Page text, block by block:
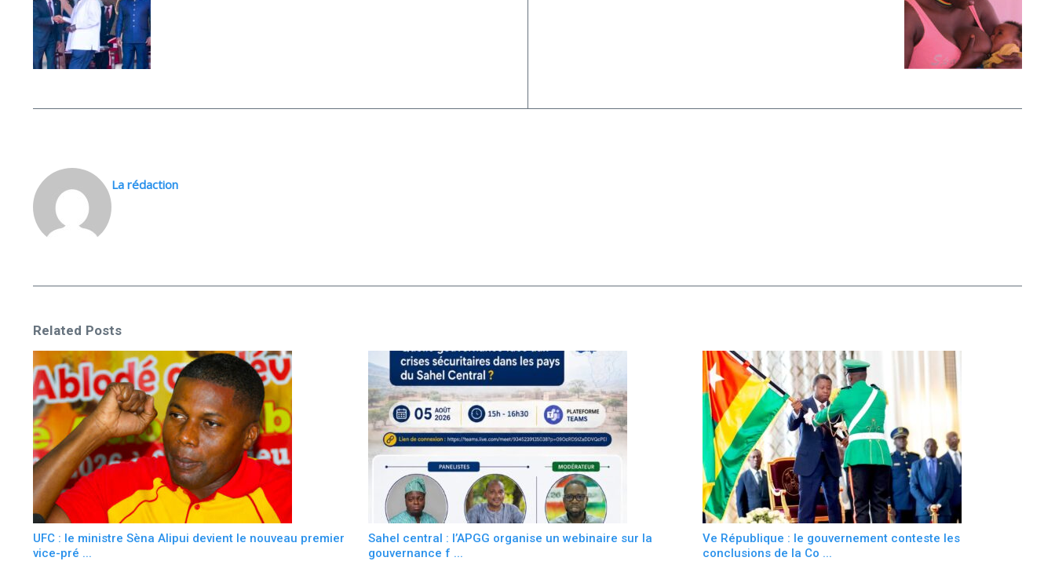
La rédaction
Related Posts
UFC : le ministre Sèna Alipui devient le nouveau premier
vice-pré ...
Sahel central : l’APGG organise un webinaire sur la
gouvernance f ...
Ve République : le gouvernement conteste les
conclusions de la Co ...